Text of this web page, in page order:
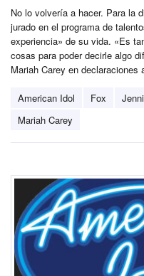
No lo volvería a hacer. Para la
jurado en el programa de
experiencia» de su vida. «Es
cosas para poder decirle algo
Mariah Carey en declaraciones
American Idol Fox
Mariah Carey